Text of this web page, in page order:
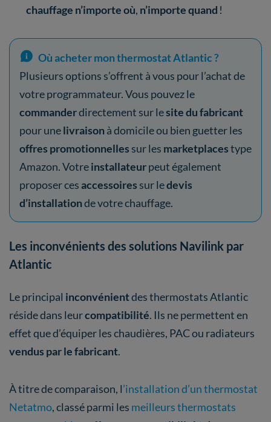
chauffage n’importe où, n’importe quand !
Où acheter mon thermostat Atlantic ?
Plusieurs options s’offrent à vous pour l’achat de
votre programmateur. Vous pouvez le
commanderdirectement sur lesite du fabricant
pour unelivraisonà domicile ou bien guetter les
offres promotionnelles sur les marketplacestype
Amazon. Votreinstallateurpeut également
proposer cesaccessoires sur ledevis
d’installationde votre chauffage.
Les inconvénients des solutions Navilink par
Atlantic
Le principal inconvénientdes thermostats Atlantic
réside dans leurcompatibilité. Ils ne permettent en
effet que d’équiper les chaudières, PAC ou radiateurs
vendus par le fabricant.
À titre de comparaison, l’installation d’un thermostat
Netatmo, classé parmi les meilleurs thermostats